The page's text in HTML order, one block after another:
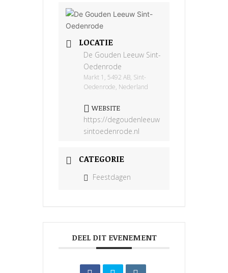
LOCATIE
De Gouden Leeuw Sint-
Oedenrode
Markt 1, 5492 AB, Sint-
Oedenrode, Nederland
WEBSITE
https://degoudenleeuw
sintoedenrode.nl
CATEGORIE
Feestdagen
DEEL DIT EVENEMENT